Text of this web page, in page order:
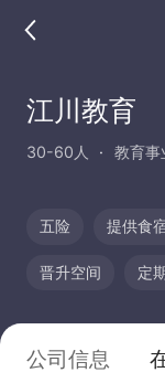
江川教育
30-60人 教育事
五险 提供食
晋升空间 定
公司信息